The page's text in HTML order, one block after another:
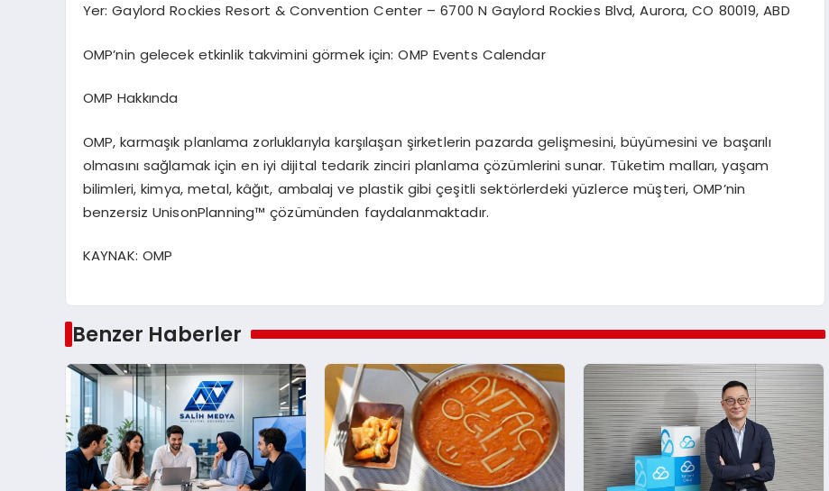
Yer: Gaylord Rockies Resort & Convention Center – 6700 N Gaylord Rockies Blvd, Aurora, CO 80019, ABD
OMP’nin gelecek etkinlik takvimini görmek için: OMP Events Calendar
OMP Hakkında
OMP, karmaşık planlama zorluklarıyla karşılaşan şirketlerin pazarda gelişmesini, büyümesini ve başarılı
olmasını sağlamak için en iyi dijital tedarik zinciri planlama çözümlerini sunar. Tüketim malları, yaşam
bilimleri, kimya, metal, kâğıt, ambalaj ve plastik gibi çeşitli sektörlerdeki yüzlerce müşteri, OMP’nin
benzersiz UnisonPlanning™ çözümünden faydalanmaktadır.
KAYNAK: OMP
Benzer Haberler